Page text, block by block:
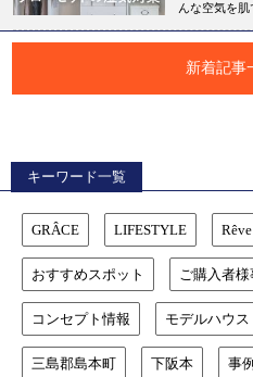
んな空気を肌
新着記事
キーワード一覧
GRÂCE LIFESTYLE Rêve
おすすめスポット ご購入者様
コンセプト情報 モデルハウス
三島郡島本町 下阪本 事